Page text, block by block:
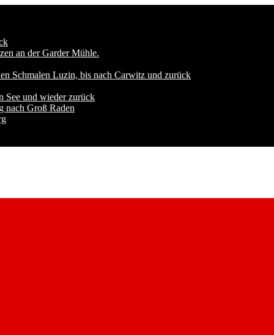
an der Garder Mühle.
Schmalen Luzin, bis nach Carwitz und zurück
See und wieder zurück
nach Groß Raden